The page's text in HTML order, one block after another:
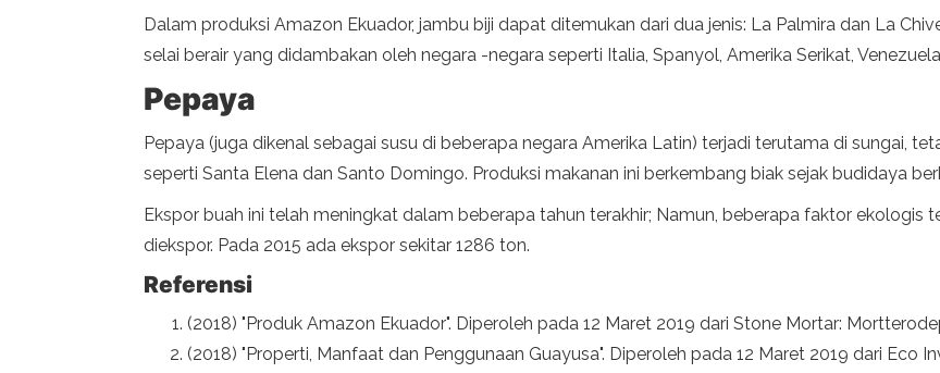
Dalam produksi Amazon Ekuador, jambu biji dapat ditemukan dari dua jenis: La Palmira dan La
selai berair yang didambakan oleh negara -negara seperti Italia, Spanyol, Amerika Serikat,
Pepaya
Pepaya (juga dikenal sebagai susu di beberapa negara Amerika Latin) terjadi terutama di sungai,
seperti Santa Elena dan Santo Domingo. Produksi makanan ini berkembang biak sejak budidaya
Ekspor buah ini telah meningkat dalam beberapa tahun terakhir; Namun, beberapa faktor ekologis
diekspor. Pada 2015 ada ekspor sekitar 1286 ton.
Referensi
(2018) "Produk Amazon Ekuador". Diperoleh pada 12 Maret 2019 dari Stone Mortar:
(2018) "Properti, Manfaat dan Penggunaan Guayusa". Diperoleh pada 12 Maret 2019 dari Eco